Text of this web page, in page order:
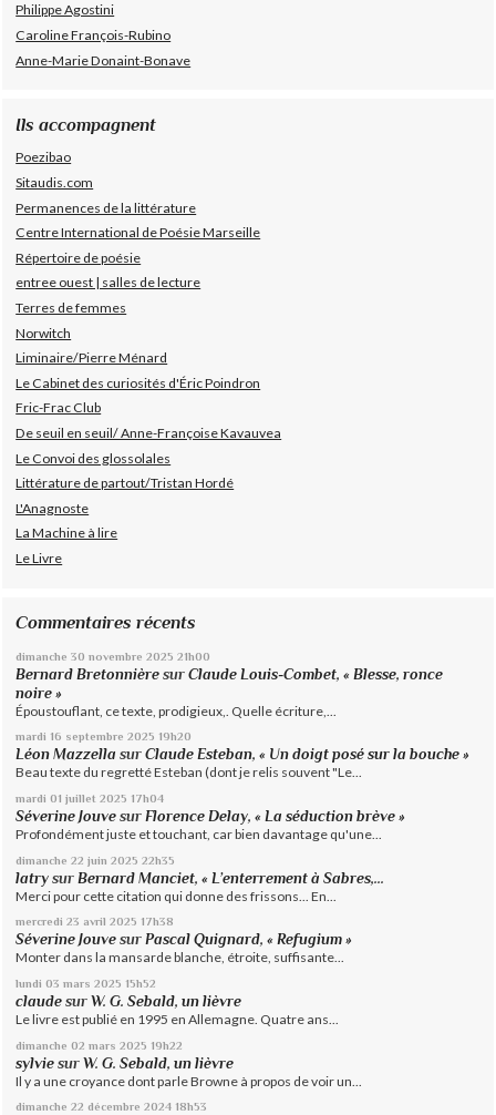
Philippe Agostini
Caroline François-Rubino
Anne-Marie Donaint-Bonave
Ils accompagnent
Poezibao
Sitaudis.com
Permanences de la littérature
Centre International de Poésie Marseille
Répertoire de poésie
entree ouest | salles de lecture
Terres de femmes
Norwitch
Liminaire/Pierre Ménard
Le Cabinet des curiosités d'Éric Poindron
Fric-Frac Club
De seuil en seuil/ Anne-Françoise Kavauvea
Le Convoi des glossolales
Littérature de partout/Tristan Hordé
L'Anagnoste
La Machine à lire
Le Livre
Commentaires récents
dimanche 30 novembre 2025 21h00
Bernard Bretonnière surClaude Louis-Combet, « Blesse, ronce
noire »
Époustouflant, ce texte, prodigieux,. Quelle écriture,...
mardi 16 septembre 2025 19h20
Léon Mazzella surClaude Esteban, « Un doigt posé sur la bouche »
Beau texte du regretté Esteban (dont je relis souvent "Le...
mardi 01 juillet 2025 17h04
Séverine Jouve surFlorence Delay, « La séduction brève »
Profondément juste et touchant, car bien davantage qu'une...
dimanche 22 juin 2025 22h35
latry surBernard Manciet, « L’enterrement à Sabres,...
Merci pour cette citation qui donne des frissons... En...
mercredi 23 avril 2025 17h38
Séverine Jouve surPascal Quignard, « Refugium »
Monter dans la mansarde blanche, étroite, suffisante...
lundi 03 mars 2025 15h52
claude surW. G. Sebald, un lièvre
Le livre est publié en 1995 en Allemagne. Quatre ans...
dimanche 02 mars 2025 19h22
sylvie surW. G. Sebald, un lièvre
Il y a une croyance dont parle Browne à propos de voir un...
dimanche 22 décembre 2024 18h53